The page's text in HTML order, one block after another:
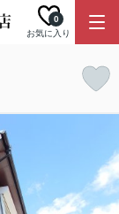
お気に入り
0